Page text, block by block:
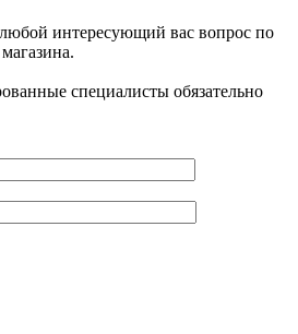
интересующий вас вопрос по
специалисты обязательно